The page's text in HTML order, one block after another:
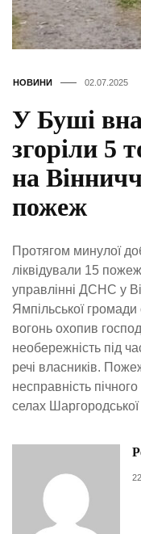
НОВИНИ 02.07.2025
У Буші
згоріли 5
на
пожеж
Протягом минулої
ліквідували 15
управлінні ДСНС у
Ямпільської
вогонь охопив
необережність під
речі власників.
несправність
селах